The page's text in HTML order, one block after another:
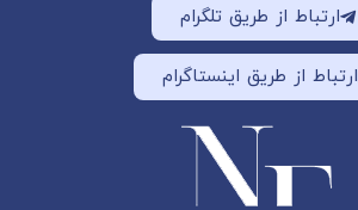
ارتباط از طریق تلگرام
ارتباط از طریق اینستاگرام